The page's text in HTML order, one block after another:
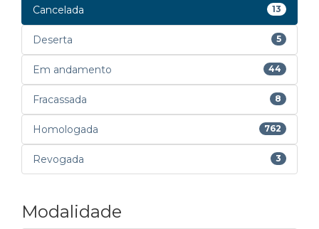
Cancelada 13
Deserta 5
Em andamento 44
Fracassada 8
Homologada 762
Revogada 3
Modalidade